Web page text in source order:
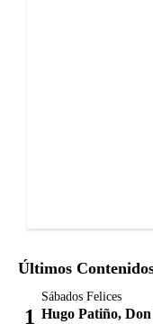
Últimos
Sábados Felices
Hugo Patiño,